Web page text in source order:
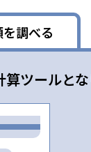
調べる
ツールと